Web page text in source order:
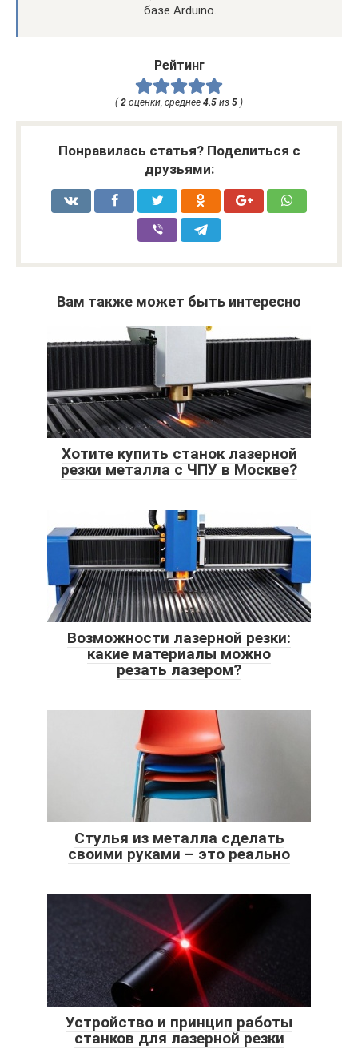
базе Arduino.
Рейтинг
( 2 оценки, среднее 4.5 из 5 )
Понравилась статья? Поделиться с
друзьями:
Вам также может быть интересно
Хотите купить станок лазерной
резки металла с ЧПУ в Москве?
Возможности лазерной резки:
какие материалы можно
резать лазером?
Стулья из металла сделать
своими руками – это реально
Устройство и принцип работы
станков для лазерной резки